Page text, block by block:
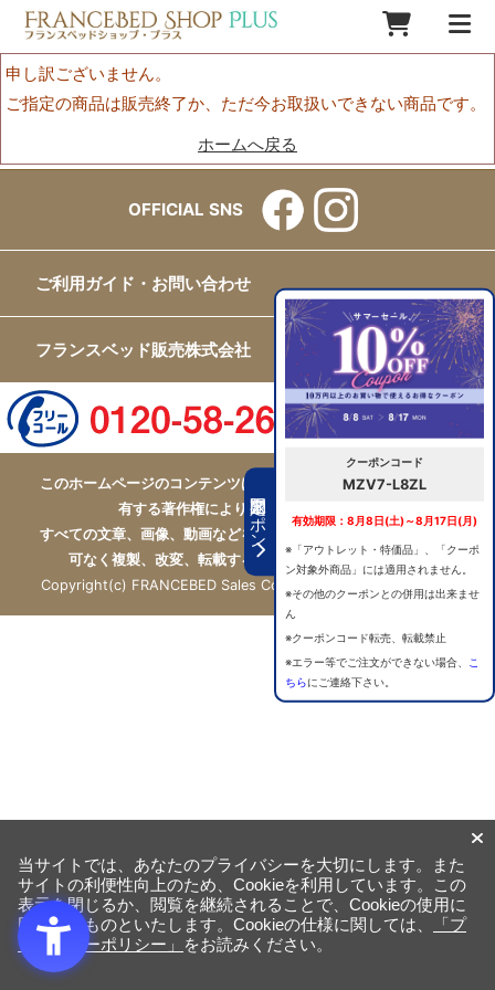
期間限定クーポン
クーポンコード
MZV7-L8ZL
有効期限：8月8日(土)～8月17日(月)
※「アウトレット・特価品」、「クーポ
ン対象外商品」には適用されません。
※その他のクーポンとの併用は出来ませ
ん
※クーポンコード転売、転載禁止
※エラー等でご注文ができない場合、
こ
ちらにご連絡下さい。
申し訳ございません。
ご指定の商品は販売終了か、ただ今お取扱いできない商品です。
ホームへ戻る
OFFICIAL SNS
ご利用ガイド・お問い合わせ
フランスベッド販売株式会社
このホームページのコンテンツはフランスベッド販売株式会社が
有する著作権により保護されています。
すべての文章、画像、動画などを、私的利用の範囲を超えて、許
可なく複製、改変、転載することは禁じられています。
Copyright(c) FRANCEBED Sales Co., ltd. All Rights Reserved.
当サイトでは、あなたのプライバシーを大切にします。また
サイトの利便性向上のため、Cookieを利用しています。この
表示を閉じるか、閲覧を継続されることで、Cookieの使用に
同意するものといたします。Cookieの仕様に関しては、
「プ
ライバシーポリシー」
をお読みください。